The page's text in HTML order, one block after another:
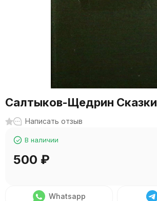
Салтыков-Щедрин Сказки
Написать отзыв
В наличии
500 ₽
Whatsapp